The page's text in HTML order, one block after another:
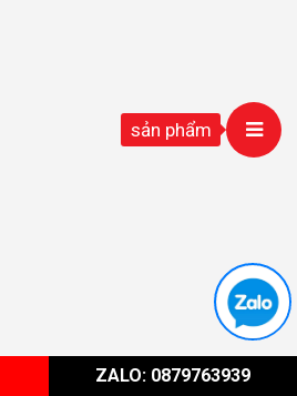
sản phẩm
ZALO: 0879763939